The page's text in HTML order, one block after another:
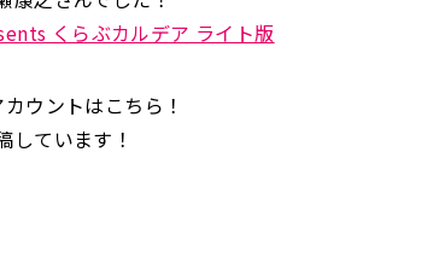
くらぶカルデア ライト版
ウントはこちら！
しています！